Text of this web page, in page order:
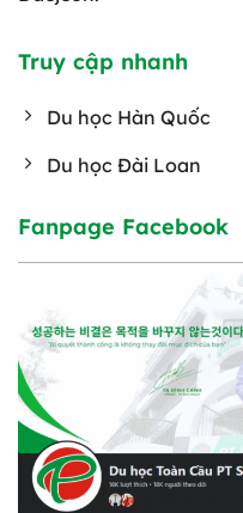
Truy cập nhanh
Du học Hàn Quốc
Du học Đài Loan
Fanpage Facebook